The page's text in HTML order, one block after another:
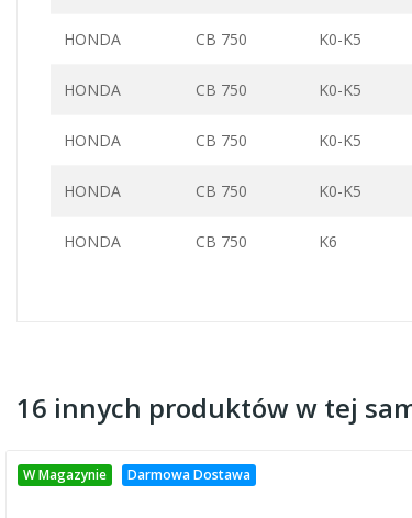
HONDA CB 750 K0-K5
HONDA CB 750 K0-K5
HONDA CB 750 K0-K5
HONDA CB 750 K0-K5
HONDA CB 750 K6
16 innych produktów w tej
W Magazynie Darmowa Dostawa